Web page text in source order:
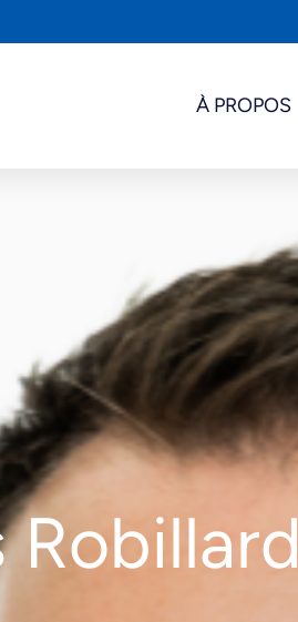
À PROPOS